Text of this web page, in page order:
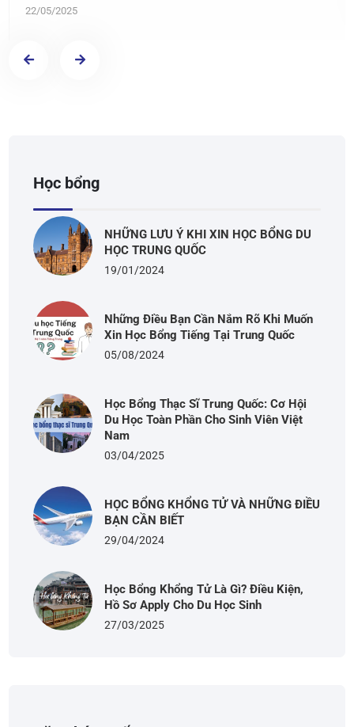
22/05/2025
Học bổng
NHỮNG LƯU Ý KHI XIN HỌC BỔNG DU
HỌC TRUNG QUỐC
19/01/2024
Những Điều Bạn Cần Nắm Rõ Khi Muốn
Xin Học Bổng Tiếng Tại Trung Quốc
05/08/2024
Học Bổng Thạc Sĩ Trung Quốc: Cơ Hội
Du Học Toàn Phần Cho Sinh Viên Việt
Nam
03/04/2025
HỌC BỔNG KHỔNG TỬ VÀ NHỮNG ĐIỀU
BẠN CẦN BIẾT
29/04/2024
Học Bổng Khổng Tử Là Gì? Điều Kiện,
Hồ Sơ Apply Cho Du Học Sinh
27/03/2025